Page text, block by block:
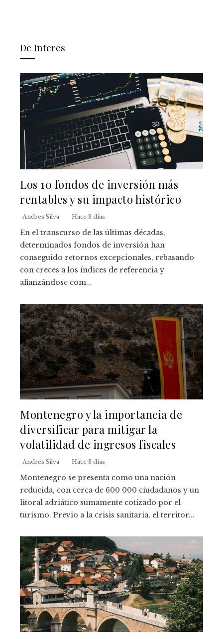
De Interes
Los 10 fondos de inversión más
rentables y su impacto histórico
Andres Silva Hace 3 días
En el transcurso de las últimas décadas,
determinados fondos de inversión han
conseguido retornos excepcionales, rebasando
con creces a los índices de referencia y
afianzándose com...
Montenegro y la importancia de
diversificar para mitigar la
volatilidad de ingresos fiscales
Andres Silva Hace 3 días
Montenegro se presenta como una nación
reducida, con cerca de 600 000 ciudadanos y un
litoral adriático sumamente cotizado por el
turismo. Previo a la crisis sanitaria, el territor...